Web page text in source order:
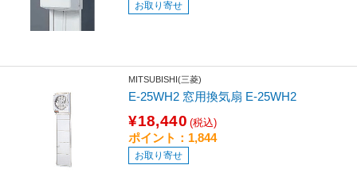
お取り寄せ
MITSUBISHI(三菱)
E-25WH2 窓用換気扇 E-25WH2
¥18,440 (税込)
ポイント：1,844
お取り寄せ